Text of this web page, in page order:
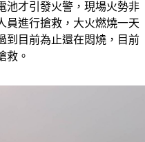
池才引發火警，現場火勢非
員進行搶救，大火燃燒一天
到目前為止還在悶燒，目前
救。